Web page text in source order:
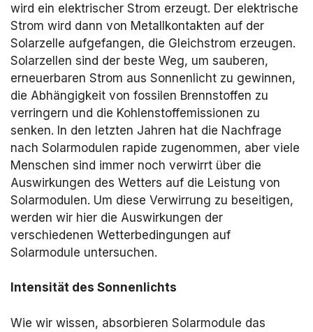
wird ein elektrischer Strom erzeugt. Der elektrische
Strom wird dann von Metallkontakten auf der
Solarzelle aufgefangen, die Gleichstrom erzeugen.
Solarzellen sind der beste Weg, um sauberen,
erneuerbaren Strom aus Sonnenlicht zu gewinnen,
die Abhängigkeit von fossilen Brennstoffen zu
verringern und die Kohlenstoffemissionen zu
senken. In den letzten Jahren hat die Nachfrage
nach Solarmodulen rapide zugenommen, aber viele
Menschen sind immer noch verwirrt über die
Auswirkungen des Wetters auf die Leistung von
Solarmodulen. Um diese Verwirrung zu beseitigen,
werden wir hier die Auswirkungen der
verschiedenen Wetterbedingungen auf
Solarmodule untersuchen.
Intensität des Sonnenlichts
Wie wir wissen, absorbieren Solarmodule das